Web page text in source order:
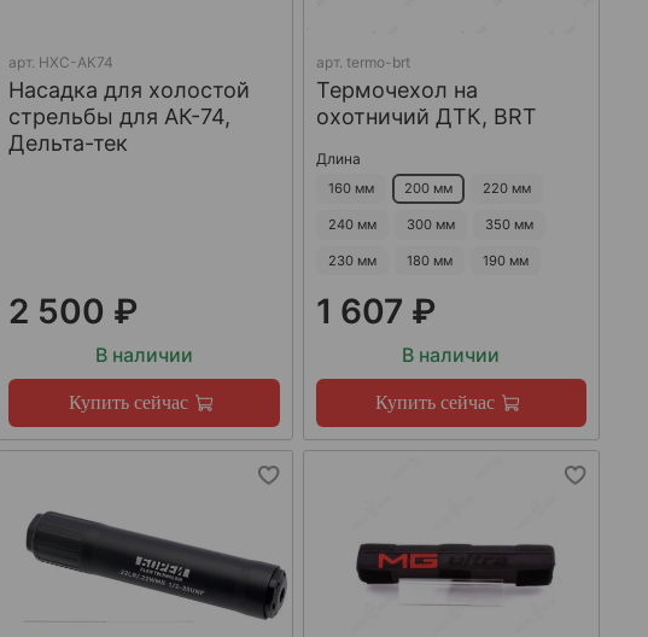
арт. НХС-АК74
Насадка для холостой
стрельбы для АК-74,
Дельта-тек
2 500 ₽
В наличии
Купить сейчас
арт. termo-brt
Термочехол на
охотничий ДТК, BRT
Длина
160 мм 200 мм 220 мм
240 мм 300 мм 350 мм
230 мм 180 мм 190 мм
1 607 ₽
В наличии
Купить сейчас